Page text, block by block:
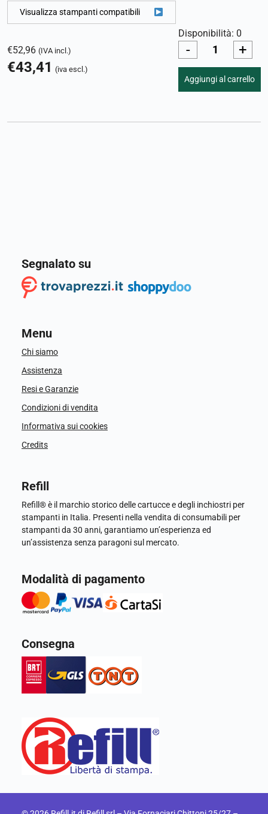
Visualizza stampanti compatibili
€52,96 (IVA incl.)
€43,41 (iva escl.)
Disponibilità: 0
- +
Aggiungi al carrello
Segnalato su
Menu
Chi siamo
Assistenza
Resi e Garanzie
Condizioni di vendita
Informativa sui cookies
Credits
Refill
Refill® è il marchio storico delle cartucce e degli inchiostri per
stampanti in Italia. Presenti nella vendita di consumabili per
stampanti da 30 anni, garantiamo un’esperienza ed
un’assistenza senza paragoni sul mercato.
Modalità di pagamento
Consegna